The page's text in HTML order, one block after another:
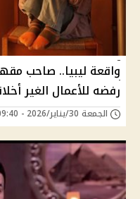
واقعة ليبيا.. صاحب
رفضه للأعمال الغير
الجمعة 30/يناير/2026 - 09:40 م